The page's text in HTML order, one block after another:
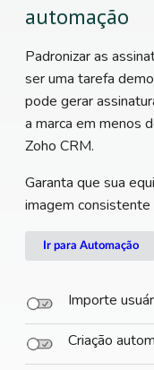
automação
Padronizar as
ser uma tarefa
pode gerar
a marca em menos
Zoho CRM.
Garanta que sua
imagem
Ir para Automação
Importe
Criação